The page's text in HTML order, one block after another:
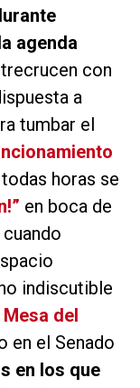
agenda
con
a
tumbar el
horas se
en boca de
indiscutible
del
en el Senado
en los que